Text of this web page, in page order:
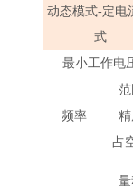
动态模式-定电
式
最小工作电
频率
占